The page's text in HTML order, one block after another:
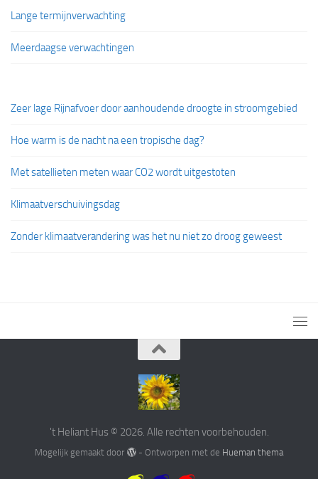
Lange termijnverwachting
Meerdaagse verwachtingen
Zeer lage Rijnafvoer door aanhoudende droogte in stroomgebied
Hoe warm is de nacht na een tropische dag?
Met satellieten meten waar CO2 wordt uitgestoten
Klimaatverschuivingsdag
Zonder klimaatverandering was het nu niet zo droog geweest
't Heliant Hus © 2026. Alle rechten voorbehouden.
Mogelijk gemaakt door - Ontworpen met de Hueman thema